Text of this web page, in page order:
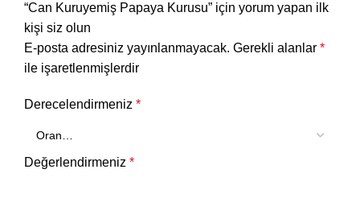
“Can Kuruyemiş Papaya Kurusu” için yorum yapan ilk
kişi siz olun
E-posta adresiniz yayınlanmayacak. Gerekli alanlar *
ile işaretlenmişlerdir
Derecelendirmeniz *
Değerlendirmeniz *